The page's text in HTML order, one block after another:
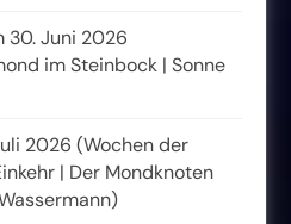
30. Juni 2026
im Steinbock | Sonne
2026 (Wochen der
| Der Mondknoten